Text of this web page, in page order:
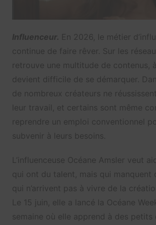
Influenceur. En 2026, le métier
continue de faire rêver. Sur les
retrouve une multitude de contenus,
devient difficile de se démarquer.
de nombreux créateurs ne
leur travail, et certains sont même
reprendre un emploi conventionnel
subvenir à leurs besoins.
L’influenceuse Océane Amsler veut
qui ont du talent, mais qui manquent
qui n’arrivent pas à vivre de la
Le 15 juin, elle a lancé la Océane
semaine où elle apprend à des petits